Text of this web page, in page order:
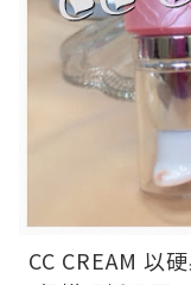
CC CREAM 以